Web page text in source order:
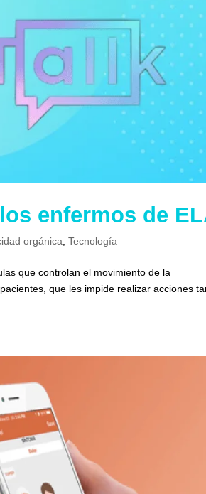
enfermos de
orgánica ,Tecnología
que controlan el movimiento de la
que les impide realizar acciones